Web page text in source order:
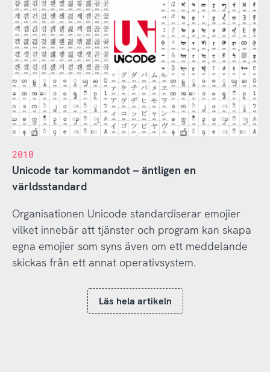
2010
Unicode tar kommandot – äntligen en
världsstandard
Organisationen Unicode standardiserar emojier
vilket innebär att tjänster och program kan skapa
egna emojier som syns även om ett meddelande
skickas från ett annat operativsystem.
Läs hela artikeln